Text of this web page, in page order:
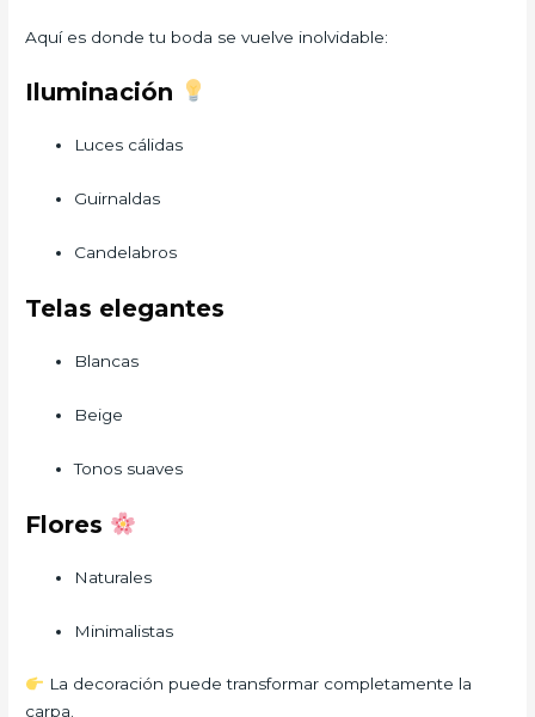
Aquí es donde tu boda se vuelve inolvidable:
Iluminación
Luces cálidas
Guirnaldas
Candelabros
Telas elegantes
Blancas
Beige
Tonos suaves
Flores
Naturales
Minimalistas
La decoración puede transformar completamente la
carpa.